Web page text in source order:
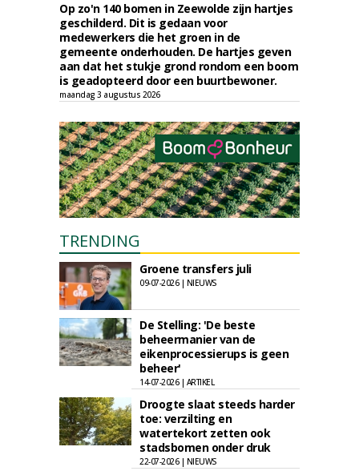
Op zo'n 140 bomen in Zeewolde zijn hartjes
geschilderd. Dit is gedaan voor
medewerkers die het groen in de
gemeente onderhouden. De hartjes geven
aan dat het stukje grond rondom een boom
is geadopteerd door een buurtbewoner.
maandag 3 augustus 2026
TRENDING
Groene transfers juli
09-07-2026 | NIEUWS
De Stelling: 'De beste
beheermanier van de
eikenprocessierups is geen
beheer'
14-07-2026 | ARTIKEL
Droogte slaat steeds harder
toe: verzilting en
watertekort zetten ook
stadsbomen onder druk
22-07-2026 | NIEUWS